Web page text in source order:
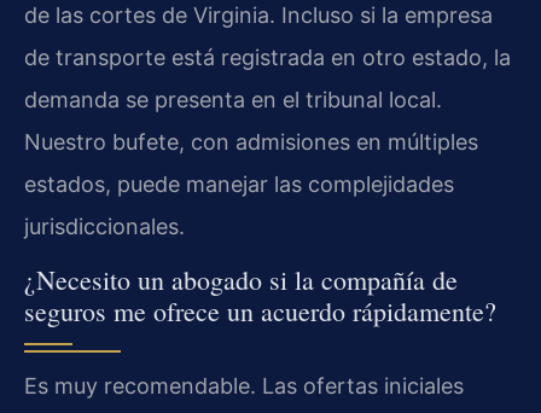
de las cortes de Virginia. Incluso si la empresa
de transporte está registrada en otro estado, la
demanda se presenta en el tribunal local.
Nuestro bufete, con admisiones en múltiples
estados, puede manejar las complejidades
jurisdiccionales.
¿Necesito un abogado si la compañía de
seguros me ofrece un acuerdo rápidamente?
Es muy recomendable. Las ofertas iniciales